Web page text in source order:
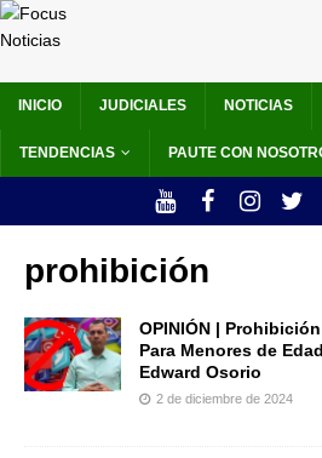
INICIO JUDICIALES NOTICIAS
TENDENCIAS PAUTE CON
prohibición
OPINIÓN |
Para Menores de
Edward Osorio
2 de diciembre de 2024